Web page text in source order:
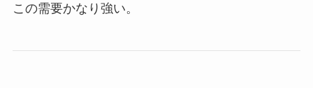
この需要かなり強い。